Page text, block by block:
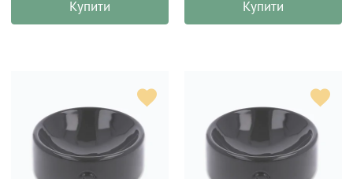
Купити Купити